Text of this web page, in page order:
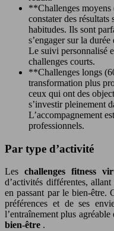
**Challenges
constater des
habitudes. Ils sont
s’engager sur la
Le suivi personnalisé
challenges courts.
**Challenges longs
transformation plus
ceux qui ont des
s’investir pleinement
L’accompagnement
professionnels.
Par type d’activité
Leschallenges fitness
d’activités différentes,
en passant par le bien-être.
préférences et de ses
l’entraînement plus
bien-être .